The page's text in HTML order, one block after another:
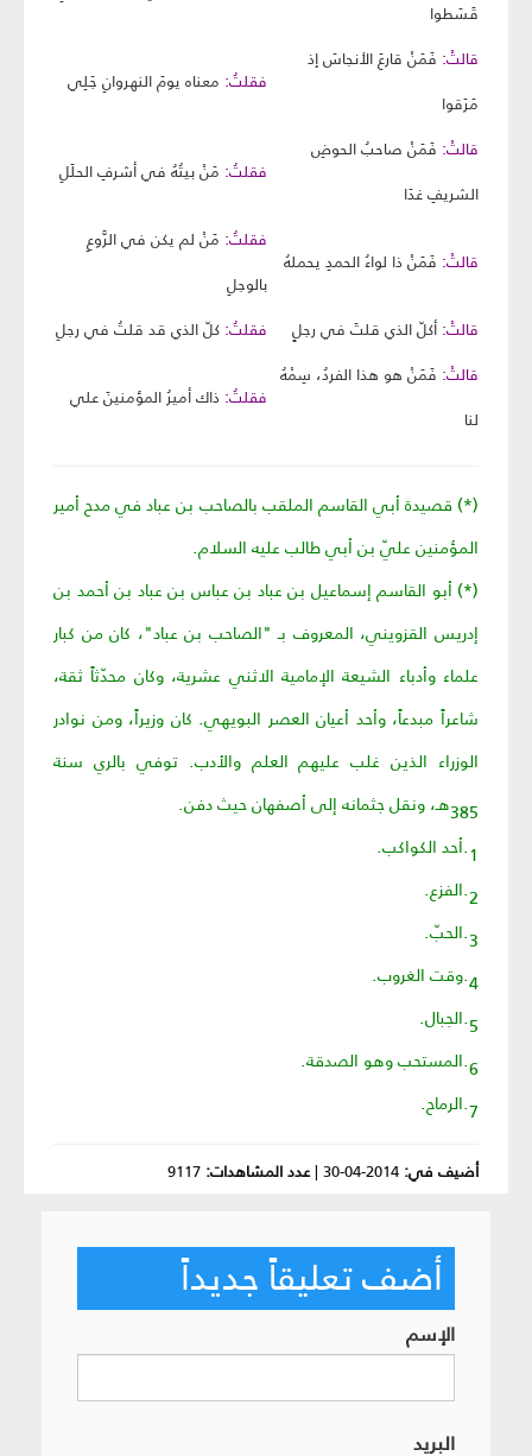
قَسَطوا
قالتْ: فَمَنْ قارعَ الأنجاسَ إذ
مَرَقوا
فقلتُ: معناه يومَ النهروانِ جَلِي
قالتْ: فَمَنْ صاحبُ الحوضِ
الشريفِ غدَا
فقلتُ: مَنْ بيتُهُ في أشرفِ الحلَلِ
قالتْ: فَمَنْ ذا لواءُ الحمدِ يحملهُ
فقلتُ: مَنْ لم يكن في الرَّوعِ
بالوجلِ
قالتْ: أكلّ الذي قلتَ في رجلٍ فقلتُ: كلّ الذي قد قلتُ في رجلِ
قالتْ: فَمَنْ هو هذا الفردُ، سِمْهُ
لنا
فقلتُ: ذاك أميرُ المؤمنينَ علي
(*) قصيدة أبي القاسم الملقب بالصاحب بن عباد في مدح أمير
المؤمنين عليّ بن أبي طالب عليه السلام.
(*) أبو القاسم إسماعيل بن عباد بن عباس بن عباد بن أحمد بن
إدريس القزويني، المعروف بـ "الصاحب بن عباد"، كان من كبار
علماء وأدباء الشيعة الإمامية الاثني عشرية، وكان محدّثاً ثقة،
شاعراً مبدعاً، وأحد أعيان العصر البويهي. كان وزيراً، ومن نوادر
الوزراء الذين غلب عليهم العلم والأدب. توفي بالري سنة
385هـ، ونقل جثمانه إلى أصفهان حيث دفن.
1.أحد الكواكب.
2.الفزع.
3.الحبّ.
4.وقت الغروب.
5.الجبال.
6.المستحب وهو الصدقة.
7.الرماح.
أضيف في: 2014-04-30
|عدد المشاهدات: 9117
أضف تعليقاً جديداً
الإسم
البريد